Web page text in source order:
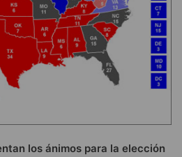
los ánimos para la elección